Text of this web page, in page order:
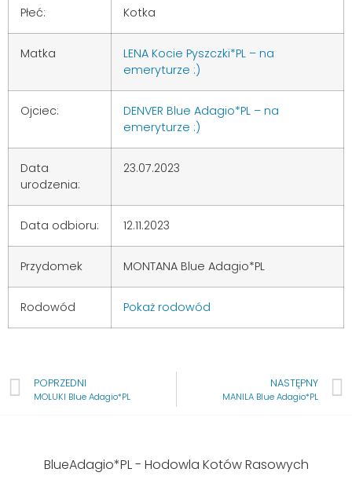
Płeć: Kotka
Matka
LENA Kocie Pyszczki*PL – na
emeryturze :)
Ojciec:
DENVER Blue Adagio*PL – na
emeryturze :)
Data
urodzenia:
23.07.2023
Data odbioru: 12.11.2023
Przydomek MONTANA Blue Adagio*PL
Rodowód Pokaż rodowód
POPRZEDNI
MOLUKI Blue Adagio*PL
NASTĘPNY
MANILA Blue Adagio*PL
BlueAdagio*PL - Hodowla Kotów Rasowych